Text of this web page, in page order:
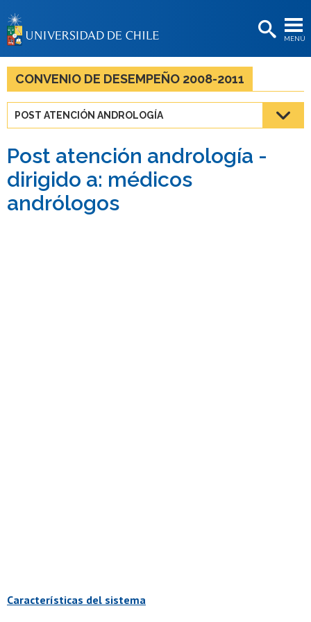
MENÚ
BIBLIOTECAS
LA UNIVERSIDAD
Estudiantes
Académicas/os
Funcionarias/os
CONVENIO DE DESEMPEÑO 2008-2011
POST ATENCIÓN ANDROLOGÍA
Post atención andrología -
dirigido a: médicos
andrólogos
Características del sistema